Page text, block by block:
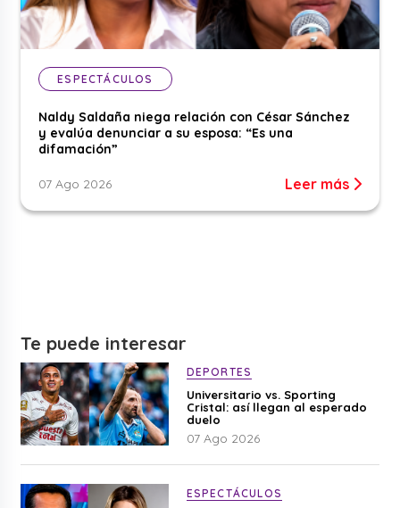
ESPECTÁCULOS
Naldy Saldaña niega relación con César Sánchez
y evalúa denunciar a su esposa: “Es una
difamación”
07 Ago 2026 Leer más
Te puede interesar
DEPORTES
Universitario vs. Sporting
Cristal: así llegan al esperado
duelo
07 Ago 2026
ESPECTÁCULOS